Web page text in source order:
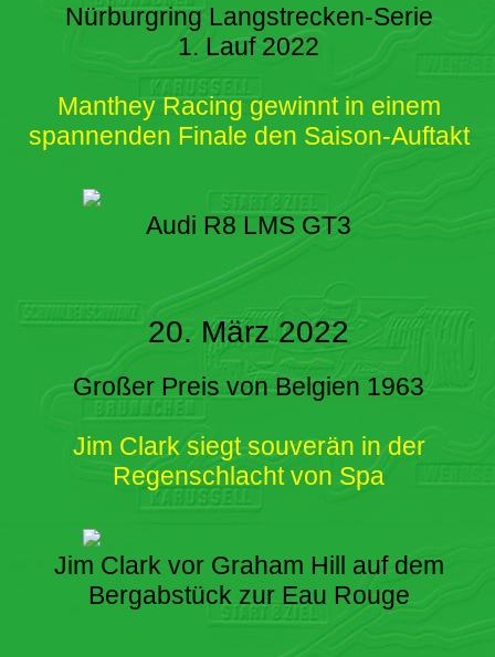
Nürburgring Langstrecken-Serie
1. Lauf 2022
Manthey Racing gewinnt in einem
spannenden Finale den Saison-Auftakt
Audi R8 LMS GT3
20. März 2022
Großer Preis von Belgien 1963
Jim Clark siegt souverän in der
Regenschlacht von Spa
Jim Clark vor Graham Hill auf dem
Bergabstück zur Eau Rouge